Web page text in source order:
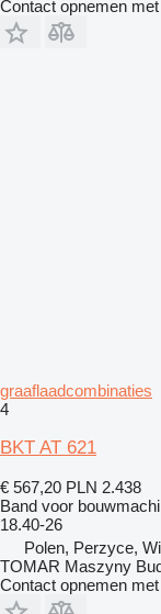
Contact opnemen
graaflaadcombinaties
4
BKT AT 621
€ 567,20 PLN 2.438
Band voor
18.40-26
Polen, Perzyce,
TOMAR Maszyny
Contact opnemen